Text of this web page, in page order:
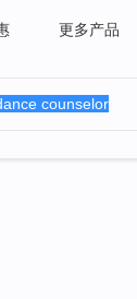
更多产品